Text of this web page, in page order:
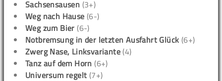
Sachsensausen (3+)
Weg nach Hause (6-)
Weg zum Bier (6-)
Notbremsung in der letzten Ausfahrt Glück (6+)
Zwerg Nase, Linksvariante (4)
Tanz auf dem Horn (6+)
Universum regelt (7+)